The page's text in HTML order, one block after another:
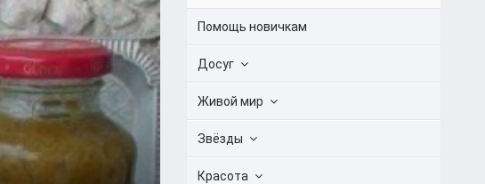
Помощь новичкам
Досуг
Живой мир
Звёзды
Красота